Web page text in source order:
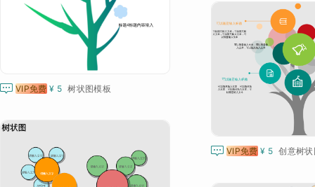
 VIP免费 ¥ 5 树状图模板
 VIP免费 ¥ 5 创意树